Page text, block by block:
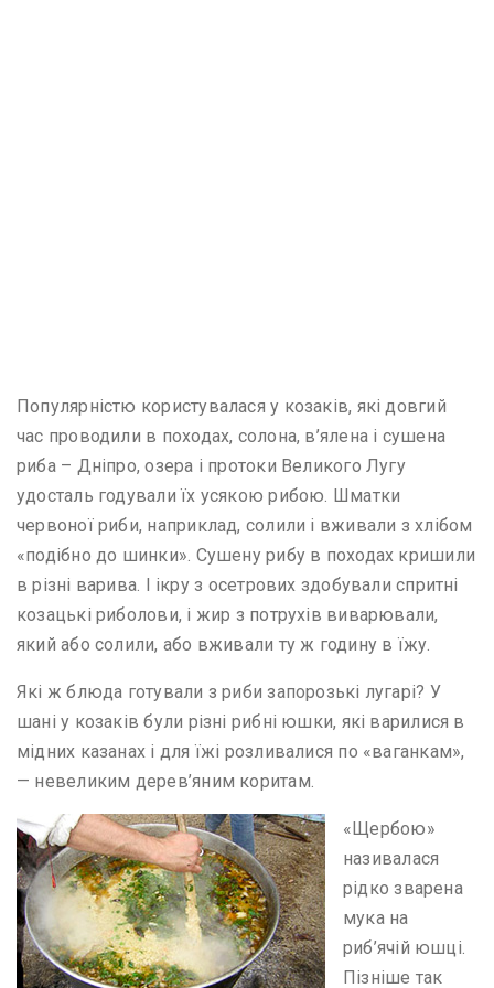
Популярністю користувалася у козаків, які довгий
час проводили в походах, солона, в’ялена і сушена
риба – Дніпро, озера і протоки Великого Лугу
удосталь годували їх усякою рибою. Шматки
червоної риби, наприклад, солили і вживали з хлібом
«подібно до шинки». Сушену рибу в походах кришили
в різні варива. І ікру з осетрових здобували спритні
козацькі риболови, і жир з потрухів виварювали,
який або солили, або вживали ту ж годину в їжу.
Які ж блюда готували з риби запорозькі лугарі? У
шані у козаків були різні рибні юшки, які варилися в
мідних казанах і для їжі розливалися по «ваганкам»,
— невеликим дерев’яним коритам.
«Щербою»
називалася
рідко зварена
мука на
риб’ячій юшці.
Пізніше так